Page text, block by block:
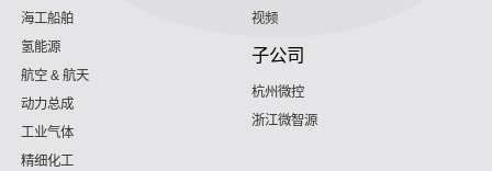
海工船舶
氢能源
航空 & 航天
动力总成
工业气体
精细化工
视频
子公司
杭州微控
浙江微智源